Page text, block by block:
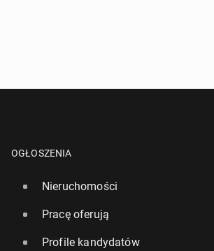
OGŁOSZENIA
Nieruchomości
Pracę oferują
Profile kandydatów